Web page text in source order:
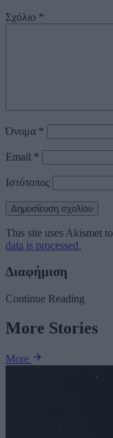
Σχόλιο *
Όνομα *
Email *
Ιστότοπος
This site uses Akismet
data is processed.
Διαφήμιση
Continue Reading
More Stories
More